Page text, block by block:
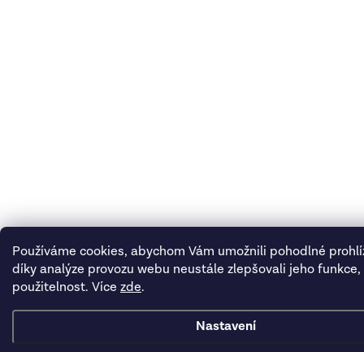
Používáme cookies, abychom Vám umožnili pohodlné
díky analýze provozu webu neustále zlepšovali jeho funkce,
použitelnost. Více zde.
Nastavení